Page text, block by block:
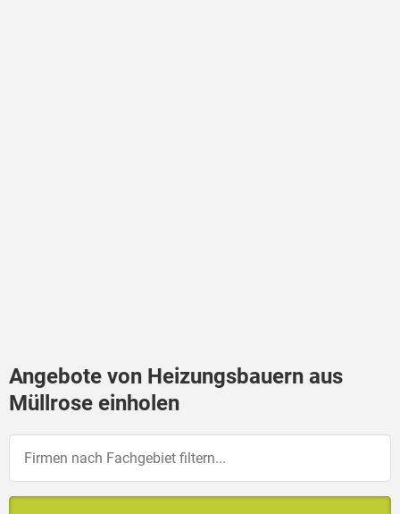
Angebote von Heizungsbauern aus
Müllrose einholen